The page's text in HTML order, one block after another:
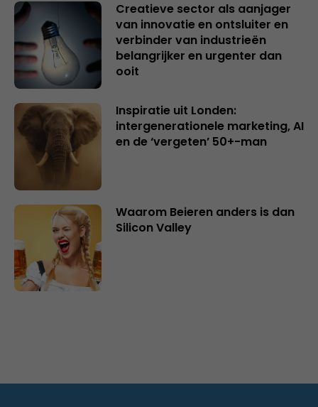
Creatieve sector als aanjager
van innovatie en ontsluiter en
verbinder van industrieën
belangrijker en urgenter dan
ooit
Inspiratie uit Londen:
intergenerationele marketing, AI
en de ‘vergeten’ 50+-man
Waarom Beieren anders is dan
Silicon Valley